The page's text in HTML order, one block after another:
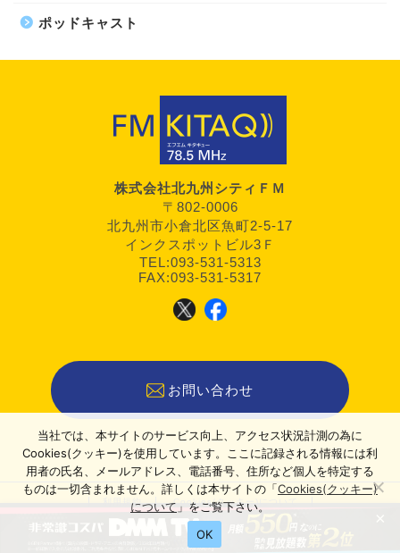
ポッドキャスト
株式会社北九州シティＦＭ
〒802-0006
北九州市小倉北区魚町2-5-17
インクスポットビル3Ｆ
TEL:093-531-5313
FAX:093-531-5317
お問い合わせ
利用規約
Cookies(クッキー)について
2022–2026 KITAQエンタメステーション
当社では、本サイトのサービス向上、アクセス状況計測の為に
Cookies(クッキー)を使用しています。ここに記録される情報には利
用者の氏名、メールアドレス、電話番号、住所など個人を特定する
ものは一切含まれません。詳しくは本サイトの「Cookies(クッキー)
について 」をご覧下さい。
OK